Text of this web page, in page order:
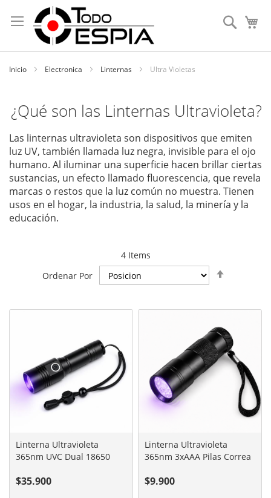
to
Content
Search
Inicio Electronica Linternas Ultra Violetas
¿Qué son las Linternas Ultravioleta?
Las linternas ultravioleta son dispositivos que emiten
luz UV, también llamada luz negra, invisible para el ojo
humano. Al iluminar una superficie hacen brillar ciertas
sustancias, un efecto llamado fluorescencia, que revela
marcas o restos que la luz común no muestra. Tienen
usos en el hogar, la industria, la salud, la minería y la
educación.
4Items
Ordenar Por
Linterna Ultravioleta
365nm UVC Dual 18650
$35.900
Linterna Ultravioleta
365nm 3xAAA Pilas Correa
$9.900